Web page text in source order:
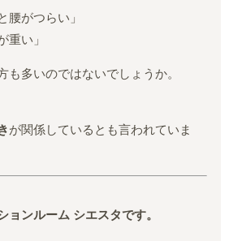
腰がつらい」
重い」
も多いのではないでしょうか。
が関係しているとも言われていま
ョンルーム シエスタです。